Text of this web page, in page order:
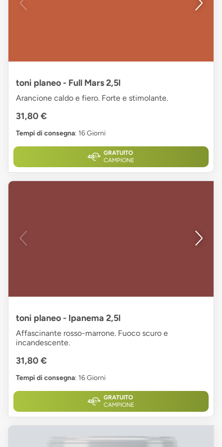
toni planeo - Full Mars 2,5l
Arancione caldo e fiero. Forte e stimolante.
31,80 €
Tempi di consegna: 16 Giorni
GRATUITO
CAMPIONE
toni planeo - Ipanema 2,5l
Affascinante rosso-marrone. Fuoco scuro e
incandescente.
31,80 €
Tempi di consegna: 16 Giorni
GRATUITO
CAMPIONE